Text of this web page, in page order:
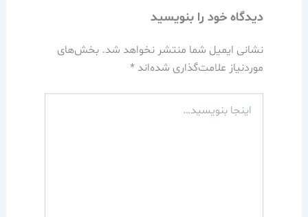
دیدگاه‌ خود را بنویسید
نشانی ایمیل شما منتشر نخواهد شد. بخش‌های
موردنیاز علامت‌گذاری شده‌اند *
بنویسید…